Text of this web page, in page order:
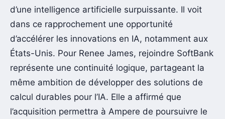
d’une intelligence artificielle surpuissante. Il voit
dans ce rapprochement une opportunité
d’accélérer les innovations en IA, notamment aux
États-Unis. Pour Renee James, rejoindre SoftBank
représente une continuité logique, partageant la
même ambition de développer des solutions de
calcul durables pour l’IA. Elle a affirmé que
l’acquisition permettra à Ampere de poursuivre le